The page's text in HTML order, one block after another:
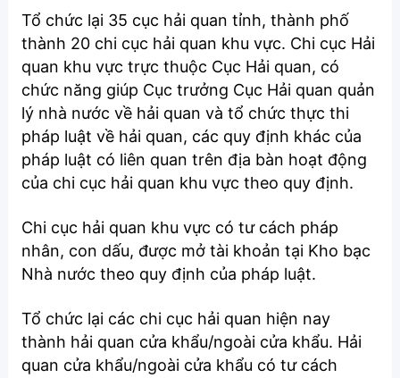
Tổ chức lại 35 cục hải quan tỉnh, thành phố
thành 20 chi cục hải quan khu vực. Chi cục Hải
quan khu vực trực thuộc Cục Hải quan, có
chức năng giúp Cục trưởng Cục Hải quan quản
lý nhà nước về hải quan và tổ chức thực thi
pháp luật về hải quan, các quy định khác của
pháp luật có liên quan trên địa bàn hoạt động
của chi cục hải quan khu vực theo quy định.
Chi cục hải quan khu vực có tư cách pháp
nhân, con dấu, được mở tài khoản tại Kho bạc
Nhà nước theo quy định của pháp luật.
Tổ chức lại các chi cục hải quan hiện nay
thành hải quan cửa khẩu/ngoài cửa khẩu. Hải
quan cửa khẩu/ngoài cửa khẩu có tư cách